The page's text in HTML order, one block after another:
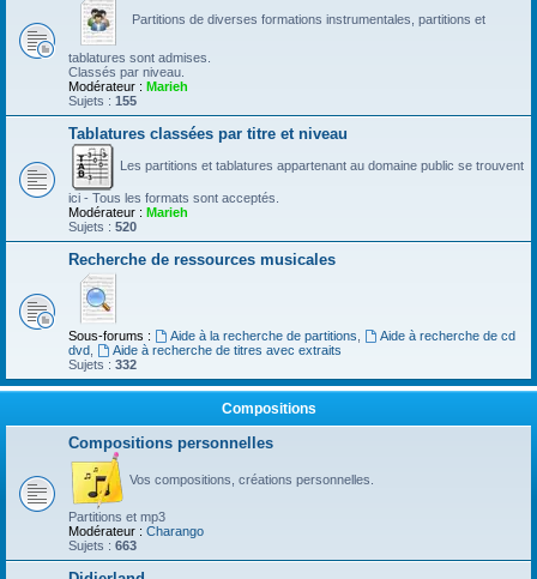
Partitions de diverses formations instrumentales, partitions et
tablatures sont admises.
Classés par niveau.
Modérateur : Marieh
Sujets : 155
Tablatures classées par titre et niveau
Les partitions et tablatures appartenant au domaine public se trouvent
ici - Tous les formats sont acceptés.
Modérateur : Marieh
Sujets : 520
Recherche de ressources musicales
Sous-forums : Aide à la recherche de partitions
Aide à recherche de cd
dvd
Aide à recherche de titres avec extraits
Sujets : 332
Compositions
Compositions personnelles
Vos compositions, créations personnelles.
Partitions et mp3
Modérateur : Charango
Sujets : 663